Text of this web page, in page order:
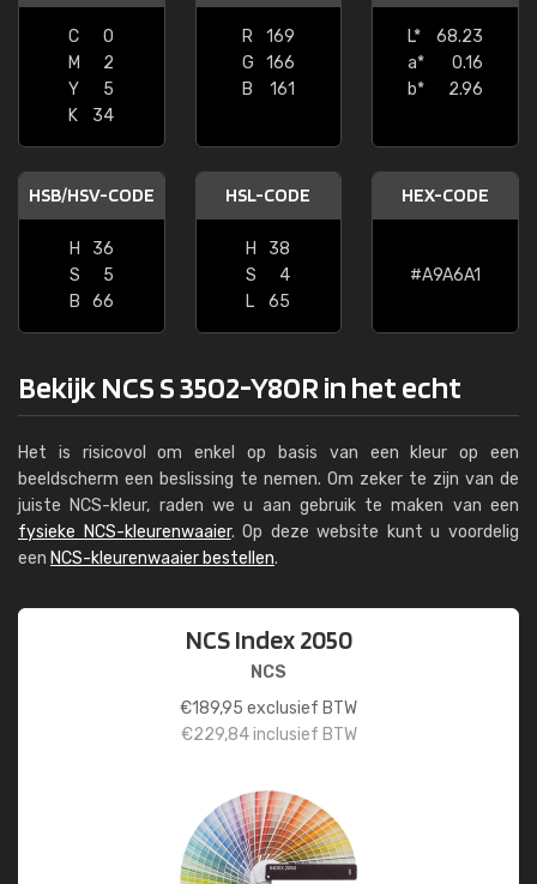
C
0
M
2
Y
5
K
34
R
169
G
166
B
161
L*
68.23
a*
0.16
b*
2.96
HSB/HSV-CODE
H
36
S
5
B
66
HSL-CODE
H
38
S
4
L
65
HEX-CODE
#A9A6A1
Bekijk NCS S 3502-Y80R in het echt
Het is risicovol om enkel op basis van een kleur op een
beeldscherm een beslissing te nemen. Om zeker te zijn van de
juiste NCS-kleur, raden we u aan gebruik te maken van een
fysieke NCS-kleurenwaaier. Op deze website kunt u voordelig
een NCS-kleurenwaaier bestellen.
NCS Index 2050
NCS
€189,95 exclusief BTW
€229,84inclusief BTW